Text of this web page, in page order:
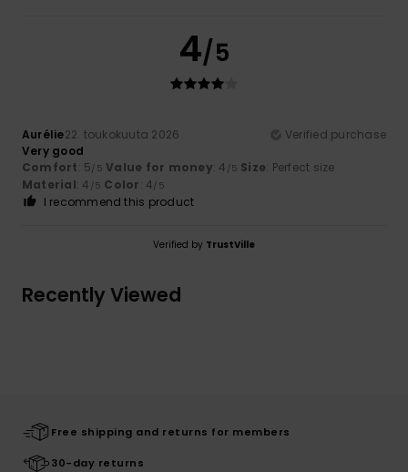
4/5
Aurélie22. toukokuuta 2026
Verified purchase
Very good
Comfort: 5/5 Value for money: 4 /5 Size: Perfect size
Material: 4 /5 Color: 4/5
I recommend this product
Verified by TrustVille
Recently Viewed
Free shipping and returns for members
30-day returns